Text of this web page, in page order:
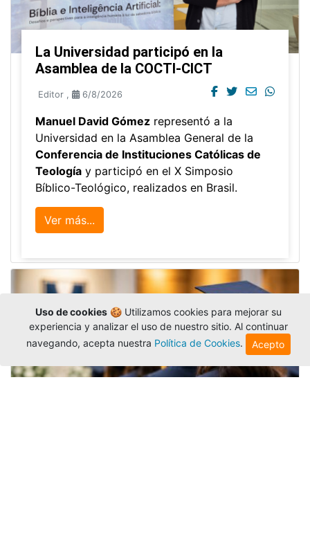
La Universidad participó en la
Asamblea de la COCTI-CICT
Editor , 6/8/2026
Manuel David Gómez representó a la
Universidad en la Asamblea General de la
Conferencia de Instituciones Católicas de
Teología y participó en el X Simposio
Bíblico-Teológico, realizados en Brasil.
Ver más...
Uso de cookies🍪 Utilizamos cookies para mejorar su
experiencia y analizar el uso de nuestro sitio. Al continuar
navegando, acepta nuestra Política de Cookies. Acepto